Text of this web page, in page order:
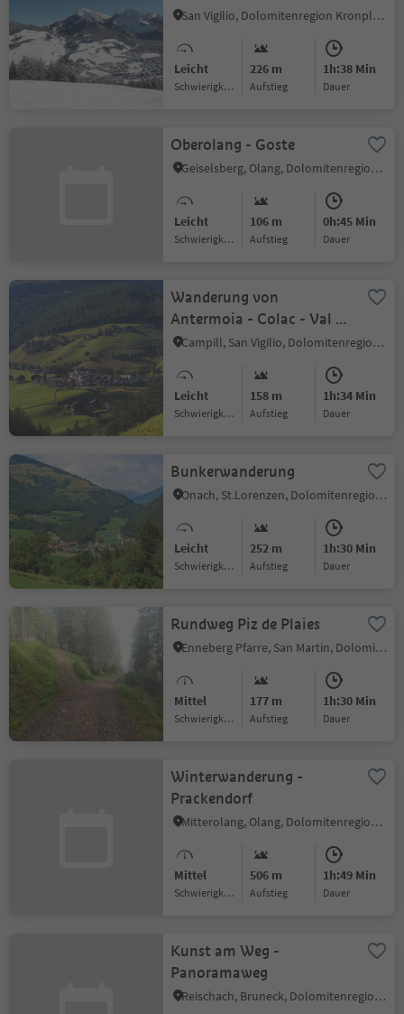
San Vigilio, Dolomitenregion Kronplatz
Leicht
Schwierigkeitsgrad
226 m
Aufstieg
1h:38 Min
Dauer
Oberolang - Goste
Geiselsberg, Olang, Dolomitenregion Kronplatz
Leicht
Schwierigkeitsgrad
106 m
Aufstieg
0h:45 Min
Dauer
Wanderung von
Antermoia - Colac - Val -
Rina
Campill, San Vigilio, Dolomitenregion Kronplatz
Leicht
Schwierigkeitsgrad
158 m
Aufstieg
1h:34 Min
Dauer
Bunkerwanderung
Onach, St.Lorenzen, Dolomitenregion Kronplatz
Leicht
Schwierigkeitsgrad
252 m
Aufstieg
1h:30 Min
Dauer
Rundweg Piz de Plaies
Enneberg Pfarre, San Martin, Dolomitenregion Kronplatz
Mittel
Schwierigkeitsgrad
177 m
Aufstieg
1h:30 Min
Dauer
Winterwanderung -
Prackendorf
Mitterolang, Olang, Dolomitenregion Kronplatz
Mittel
Schwierigkeitsgrad
506 m
Aufstieg
1h:49 Min
Dauer
Kunst am Weg -
Panoramaweg
Reischach, Bruneck, Dolomitenregion Kronplatz